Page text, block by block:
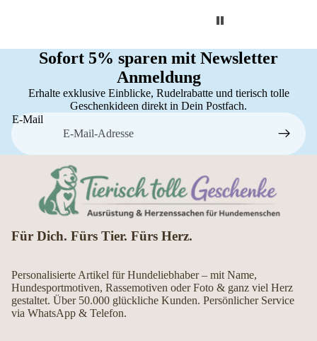
Sofort 5% sparen mit Newsletter
Anmeldung
Erhalte exklusive Einblicke, Rudelrabatte und tierisch tolle
Geschenkideen direkt in Dein Postfach.
E-Mail
Für Dich. Fürs Tier. Fürs Herz.
Personalisierte Artikel für Hundeliebhaber – mit Name,
Hundesportmotiven, Rassemotiven oder Foto & ganz viel Herz
gestaltet. Über 50.000 glückliche Kunden. Persönlicher Service
via WhatsApp & Telefon.